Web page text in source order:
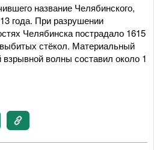
название Челябинского,
года. При разрушении
Челябинска пострадало 1615
стёкол. Материальный
волны составил около 1